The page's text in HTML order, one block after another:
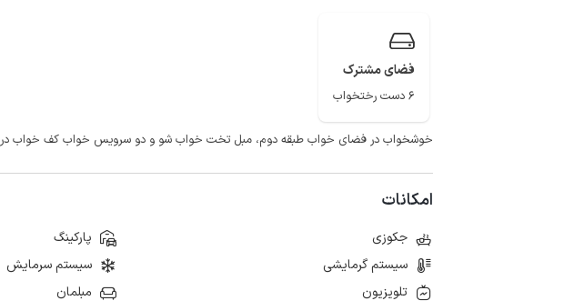
فضای مشترک
6 دست رختخواب
خوشخواب در فضای خواب طبقه دوم، مبل تخت خواب شو و دو سرویس خواب کف خواب در
امکانات
جکوزی
پارکینگ
سیستم گرمایشی
سیستم سرمایش
تلویزیون
مبلمان